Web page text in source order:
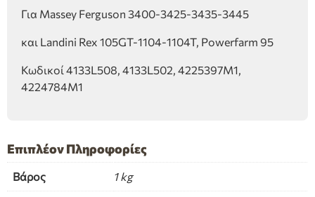
Για Massey Ferguson 3400-3425-3435-3445
και Landini Rex 105GT-1104-1104T, Powerfarm 95
Κωδικοί 4133L508, 4133L502, 4225397Μ1,
4224784Μ1
Επιπλέον Πληροφορίες
Βάρος 1 kg